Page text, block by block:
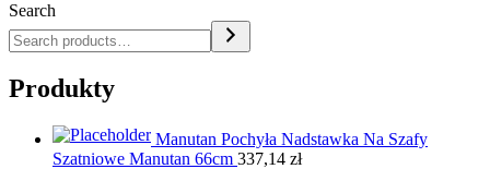
Search
Produkty
Manutan Pochyła Nadstawka Na Szafy
Szatniowe Manutan 66cm 337,14 zł